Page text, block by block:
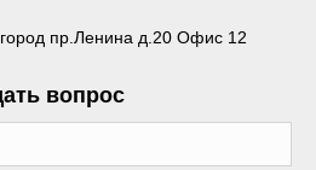
пр.Ленина д.20 Офис 12
вопрос